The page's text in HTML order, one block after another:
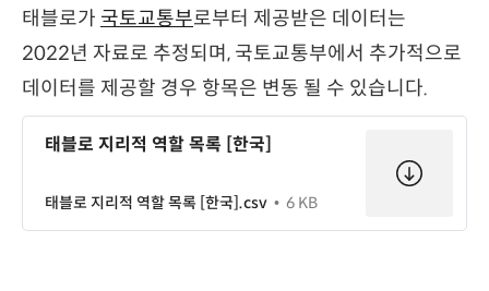
태블로가 국토교통부로부터 제공받은 데이터는
2022년 자료로 추정되며, 국토교통부에서 추가적으로
데이터를 제공할 경우 항목은 변동 될 수 있습니다.
태블로 지리적 역할 목록 [한국]
태블로 지리적 역할 목록 [한국].csv 6 KB